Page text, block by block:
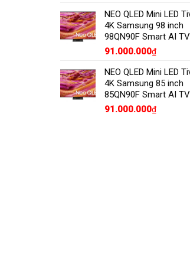
NEO QLED Mini LED
4K Samsung 98 inch
98QN90F Smart AI TV
91.000.000₫
NEO QLED Mini LED
4K Samsung 85 inch
85QN90F Smart AI TV
91.000.000₫